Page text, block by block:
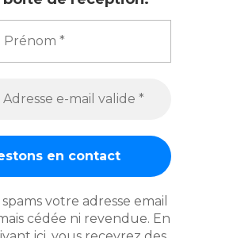
spams votre adresse email
cédée ni revendue. En